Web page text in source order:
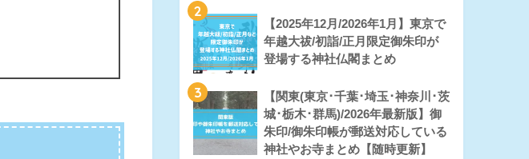
2
【2025年12月/2026年1月】東京で
年越大祓/初詣/正月限定御朱印が
登場する神社仏閣まとめ
3
【関東(東京･千葉･埼玉･神奈川･茨
城･栃木･群馬)/2026年最新版】御
朱印/御朱印帳が郵送対応している
神社やお寺まとめ【随時更新】